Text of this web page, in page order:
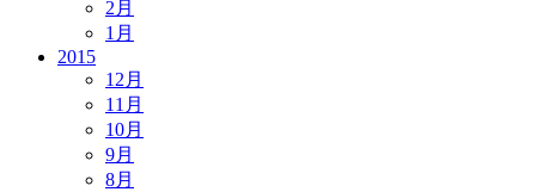
2月
1月
2015
12月
11月
10月
9月
8月